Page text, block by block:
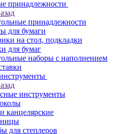
принадлежности
принадлежности
для бумаги
на стол, подкладки
для бумаг
наборы с наполнением
инструменты
канцелярские
для степлеров